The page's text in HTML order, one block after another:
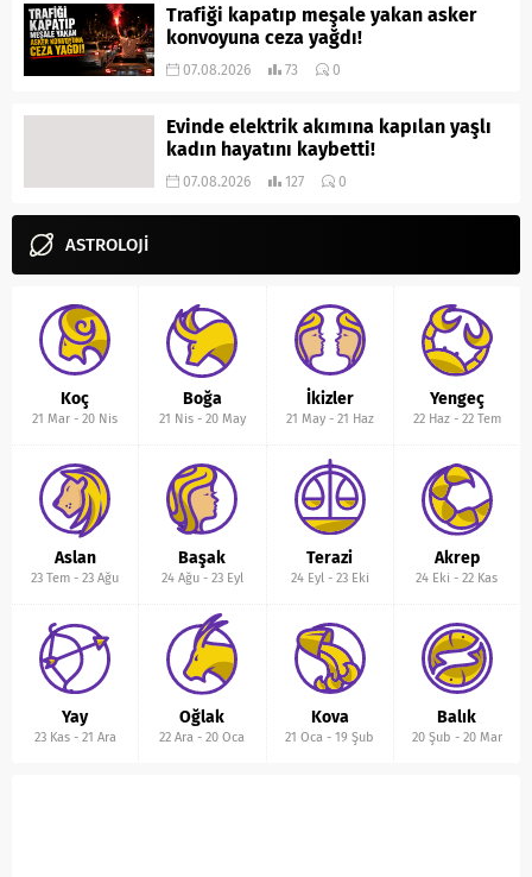
Trafiği kapatıp meşale yakan asker
konvoyuna ceza yağdı!
07.08.2026 73 0
Evinde elektrik akımına kapılan yaşlı
kadın hayatını kaybetti!
07.08.2026 127 0
ASTROLOJİ
Koç
21 Mar -20 Nis
Boğa
21 Nis- 20 May
İkizler
21 May- 21 Haz
Yengeç
22 Haz- 22 Tem
Aslan
23 Tem -23 Ağu
Başak
24 Ağu- 23 Eyl
Terazi
24 Eyl - 23 Eki
Akrep
24 Eki -22 Kas
Yay
23 Kas- 21 Ara
Oğlak
22 Ara -20 Oca
Kova
21 Oca -19 Şub
Balık
20 Şub - 20 Mar